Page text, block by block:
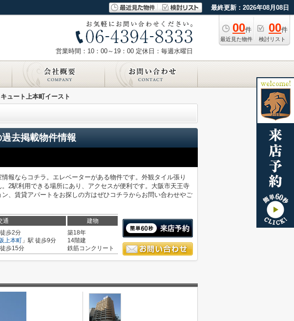
最終更新：2026年08月08日
00件
最近見た物件
00件
検討リスト
営業時間：10：00～19：00 定休日：毎週水曜日
ュート上本町イースト
過去掲載物件情報
報ならコチラ。エレベーターがある物件です。外観タイル張り
2駅利用できる場所にあり、アクセスが便利です。大阪市天王寺
、賃貸アパートをお探しの方はぜひコチラからお問い合わせやご
通 建物
徒歩2分
上本町 」駅 徒歩9分
徒歩15分
築18年
14階建
鉄筋コンクリート